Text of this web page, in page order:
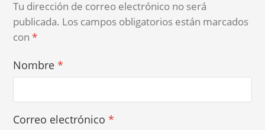
Tu dirección de correo electrónico no será
publicada. Los campos obligatorios están marcados
con*
Nombre*
Correo electrónico*